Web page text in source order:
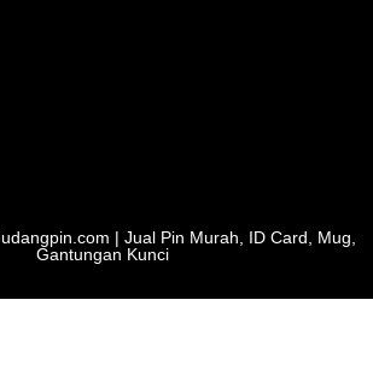
| Jual Pin Murah, ID Card, Mug,
Gantungan Kunci